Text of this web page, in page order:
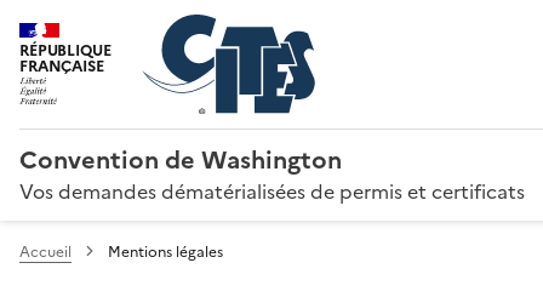
RÉPUBLIQUE
FRANÇAISE
Convention de Washington
Vos demandes dématérialisées de permis et certificats
Accueil Mentions légales